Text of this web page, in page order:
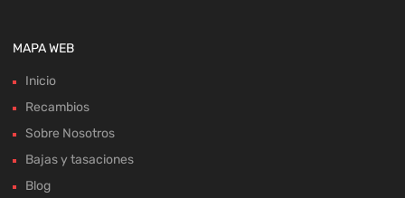
MAPA WEB
Inicio
Recambios
Sobre Nosotros
Bajas y tasaciones
Blog